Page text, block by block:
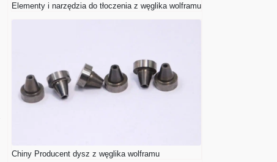
Elementy i narzędzia do tłoczenia z węglika wolframu
Chiny Producent dysz z węglika wolframu